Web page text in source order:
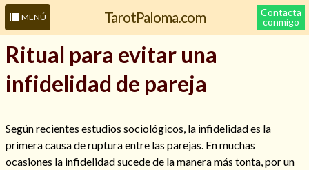
MENÚ TarotPaloma.com
Contacta
conmigo
Ritual para evitar una
infidelidad de pareja
Según recientes estudios sociológicos, la infidelidad es la
primera causa de ruptura entre las parejas. En muchas
ocasiones la infidelidad sucede de la manera más tonta, por un